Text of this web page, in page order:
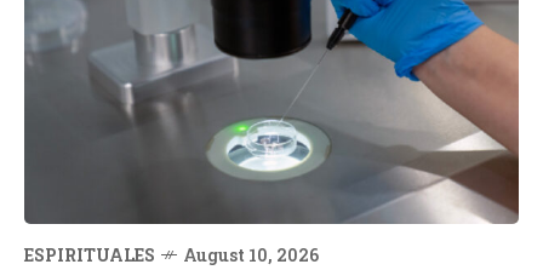
ESPIRITUALES August 10, 2026